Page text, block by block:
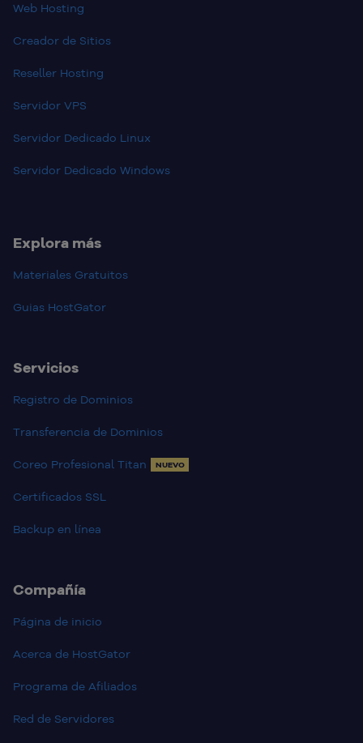
Web Hosting
Creador de Sitios
Reseller Hosting
Servidor VPS
Servidor Dedicado Linux
Servidor Dedicado Windows
Explora más
Materiales Gratuitos
Guias HostGator
Servicios
Registro de Dominios
Transferencia de Dominios
Coreo Profesional Titan NUEVO
Certificados SSL
Backup en línea
Compañía
Página de inicio
Acerca de HostGator
Programa de Afiliados
Red de Servidores